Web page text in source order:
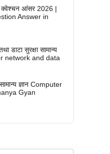
क्वेश्चन आंसर 2026 |
Answer in
डाटा सुरक्षा सामान्य
network and data
ज्ञान Computer
Gyan